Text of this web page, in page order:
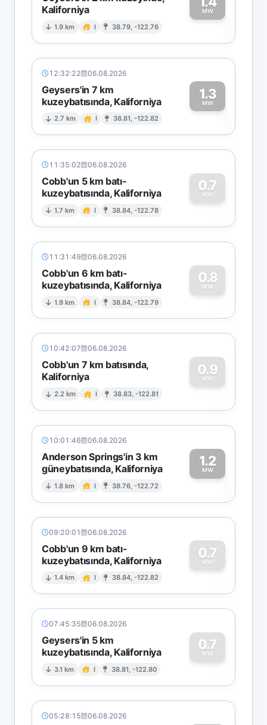
Kaliforniya
1.9 km I 38.79, -122.76
MW1
12:32:22 06.08.2026
Geysers'in 7 km
kuzeybatısında, Kaliforniya
2.7 km I 38.81, -122.82
1.3
MW1
11:35:02 06.08.2026
Cobb'un 5 km batı-
kuzeybatısında, Kaliforniya
1.7 km I 38.84, -122.78
0.7
MW
0
11:31:49 06.08.2026
Cobb'un 6 km batı-
kuzeybatısında, Kaliforniya
1.9 km I 38.84, -122.79
0.8
MW
0
10:42:07 06.08.2026
Cobb'un 7 km batısında,
Kaliforniya
2.2 km I 38.83, -122.81
0.9
MW
0
10:01:46 06.08.2026
Anderson Springs'in 3 km
güneybatısında, Kaliforniya
1.8 km I 38.76, -122.72
1.2
MW1
09:20:01 06.08.2026
Cobb'un 9 km batı-
kuzeybatısında, Kaliforniya
1.4 km I 38.84, -122.82
0.7
MW
0
07:45:35 06.08.2026
Geysers'in 5 km
kuzeybatısında, Kaliforniya
3.1 km I 38.81, -122.80
0.7
MW
0
05:28:15 06.08.2026